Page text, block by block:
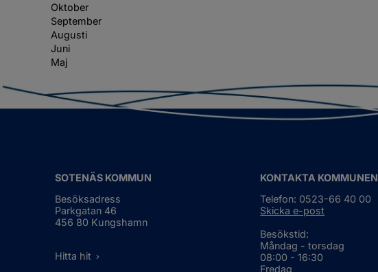
Oktober
September
Augusti
Juni
Maj
SOTENÄS KOMMUN
Besöksadress
Parkgatan 46
456 80 Kungshamn
Hitta hit
KONTAKTA KOMMUNEN
Telefon: 0523-66 40 00
Skicka e-post
Besökstid:
Måndag - torsdag
08:00 - 16:30
Fredag